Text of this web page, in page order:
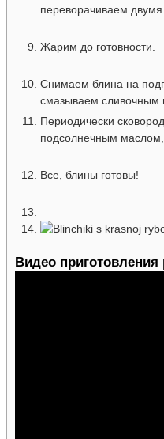
переворачиваем
Жарим до готовности.
Снимаем блина на
смазываем сливочным
Периодически
подсолнечным
Все, блины готовы!
Видео приготовления